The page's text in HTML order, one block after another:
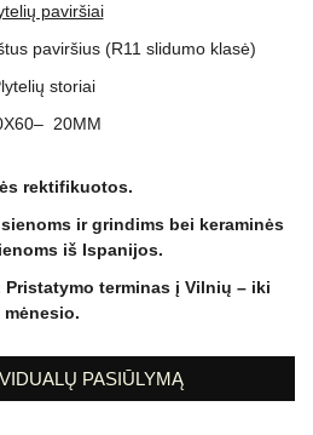
paviršiai
paviršius (R11 slidumo klasė)
storiai
20MM
rektifikuotos.
ir grindims bei keraminės
iš Ispanijos.
terminas į Vilnių – iki
mėnesio.
PASIŪLYMĄ